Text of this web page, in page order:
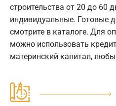
строительства от 20 до 60
индивидуальные. Готовые
смотрите в каталоге. Для
можно использовать
материнский капитал,